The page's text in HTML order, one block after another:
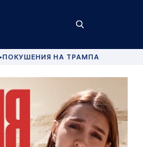
ПОКУШЕНИЯ НА ТРАМПА